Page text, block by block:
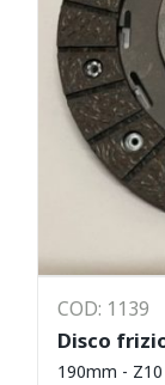
COD: 1139
Disco
190mm -